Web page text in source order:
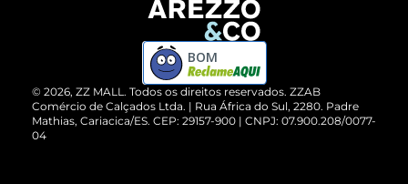
ZZ MALL é confiável
Cartão Presente
Vendas Corporativas
Devolução do Produto
Compre pelo WhatsApp
© 2026, ZZ MALL. Todos os direitos reservados. ZZAB
Comércio de Calçados Ltda. | Rua África do Sul, 2280. Padre
Mathias, Cariacica/ES. CEP: 29157-900 | CNPJ: 07.900.208/0077-
04
BOM